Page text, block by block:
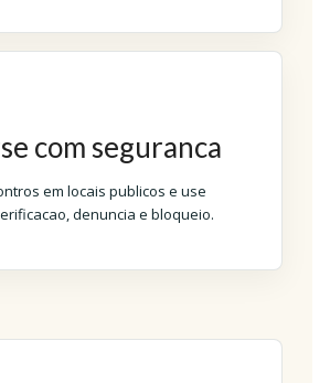
com seguranca
em locais publicos e use
denuncia e bloqueio.